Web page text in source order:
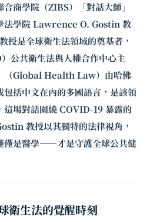
商學院（ZIBS）「對話大師」
法學院 Lawrence O. Gostin 教
授是全球衛生法領域的奠基者，
公共衛生法與人權合作中心主
（Global Health Law）由哈佛
括中文在內的多國語言，是該領
這場對話圍繞 COVID-19 暴露的
教授以其獨特的法律視角，
是醫學——才是守護全球公共健
衛生法的覺醒時刻